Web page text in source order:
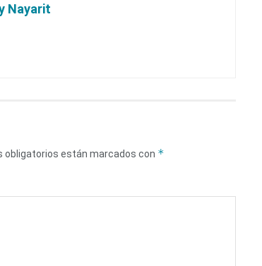
Nayarit
obligatorios están marcados con *